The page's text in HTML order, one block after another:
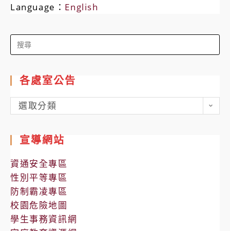
Language： English
Search
for:
各處室公告
各
處
公
告
選取分類
宣導網站
資通安全專區
性別平等專區
防制霸凌專區
校園危險地圖
學生事務資訊網